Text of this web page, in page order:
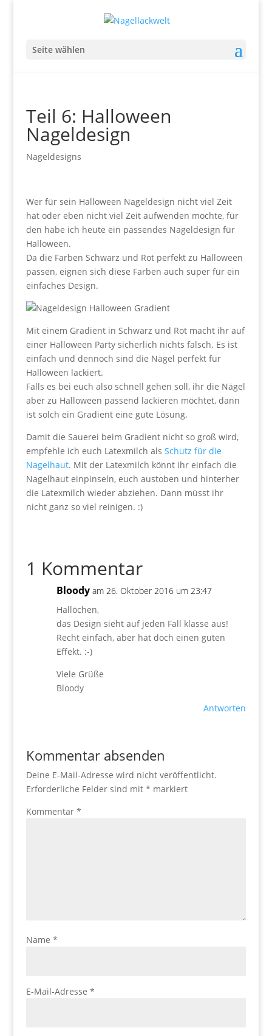
Seite wählen
Teil 6: Halloween
Nageldesign
Nageldesigns
Wer für sein Halloween Nageldesign nicht viel Zeit
hat oder eben nicht viel Zeit aufwenden möchte, für
den habe ich heute ein passendes Nageldesign für
Halloween.
Da die Farben Schwarz und Rot perfekt zu Halloween
passen, eignen sich diese Farben auch super für ein
einfaches Design.
Mit einem Gradient in Schwarz und Rot macht ihr auf
einer Halloween Party sicherlich nichts falsch. Es ist
einfach und dennoch sind die Nägel perfekt für
Halloween lackiert.
Falls es bei euch also schnell gehen soll, ihr die Nägel
aber zu Halloween passend lackieren möchtet, dann
ist solch ein Gradient eine gute Lösung.
Damit die Sauerei beim Gradient nicht so groß wird,
empfehle ich euch Latexmilch als Schutz für die
Nagelhaut. Mit der Latexmilch könnt ihr einfach die
Nagelhaut einpinseln, euch austoben und hinterher
die Latexmilch wieder abziehen. Dann müsst ihr
nicht ganz so viel reinigen. :)
1 Kommentar
Bloody am 26. Oktober 2016 um 23:47
Hallöchen,
das Design sieht auf jeden Fall klasse aus!
Recht einfach, aber hat doch einen guten
Effekt. :-)
Viele Grüße
Bloody
Antworten
Kommentar absenden
Deine E-Mail-Adresse wird nicht veröffentlicht.
Erforderliche Felder sind mit * markiert
Kommentar *
Name *
E-Mail-Adresse *